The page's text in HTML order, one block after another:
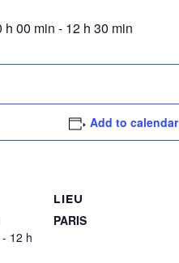
h 00 min - 12 h 30 min
Add to calendar
12 h
LIEU
PARIS